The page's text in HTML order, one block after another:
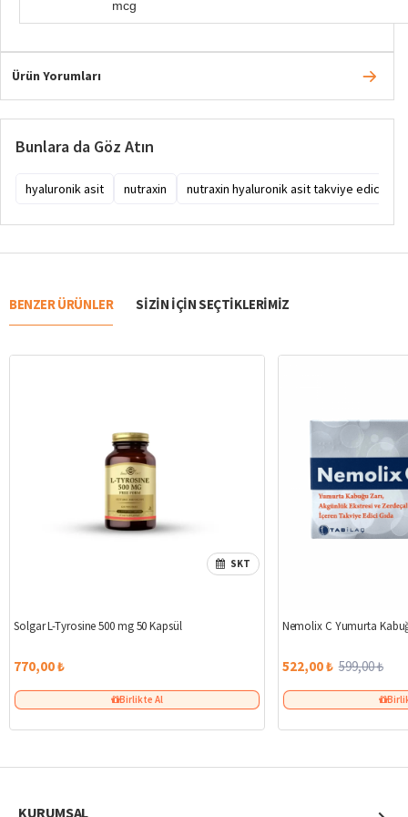
mcg
Ürün Yorumları
Bunlara da Göz Atın
hyaluronik asit nutraxin nutraxin hyaluronik asit takviye edici
BENZER ÜRÜNLER SIZIN IÇIN SEÇTIKLERIMIZ
SKT
Solgar L-Tyrosine 500 mg 50 Kapsül
770,00 ₺
Birlikte Al
Nemolix C Yumurta
522,00 ₺ 599,00 ₺
KURUMSAL